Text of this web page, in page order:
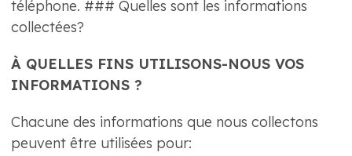
téléphone. ### Quelles sont les informations
collectées?
À QUELLES FINS UTILISONS-NOUS VOS
INFORMATIONS ?
Chacune des informations que nous collectons
peuvent être utilisées pour: